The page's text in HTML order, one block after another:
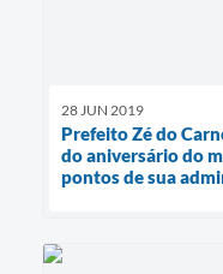
28 JUN 2019
Prefeito Zé do
do aniversário do
pontos de sua